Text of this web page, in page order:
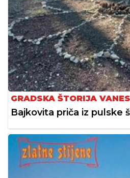
GRADSKA ŠTORIJA
Bajkovita priča iz pulske